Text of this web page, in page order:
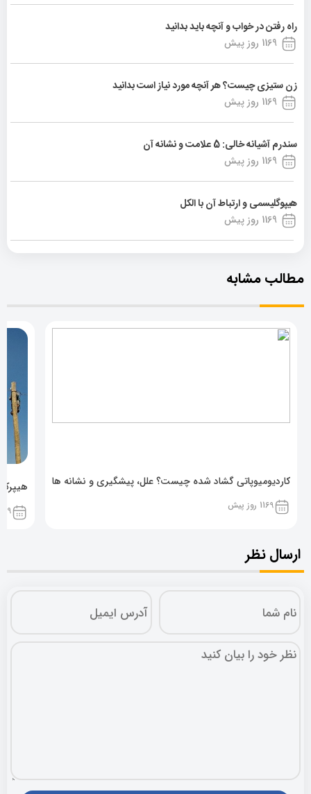
راه رفتن در خواب و آنچه باید بدانید
1169 روز پیش
زن ستیزی چیست؟ هر آنچه مورد نیاز است بدانید
1169 روز پیش
سندرم آشیانه خالی: 5 علامت و نشانه آن
1169 روز پیش
هیپوگلیسمی و ارتباط آن با الکل
1169 روز پیش
مطالب مشابه
کاردیومیوپاتی گشاد شده چیست؟ علل، پیشگیری و نشانه ها
1169 روز پیش 1169
ارسال نظر